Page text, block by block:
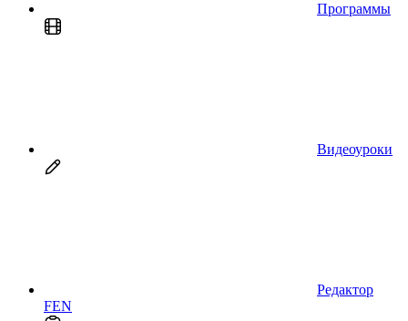
Программы
Видеоуроки
Редактор
FEN